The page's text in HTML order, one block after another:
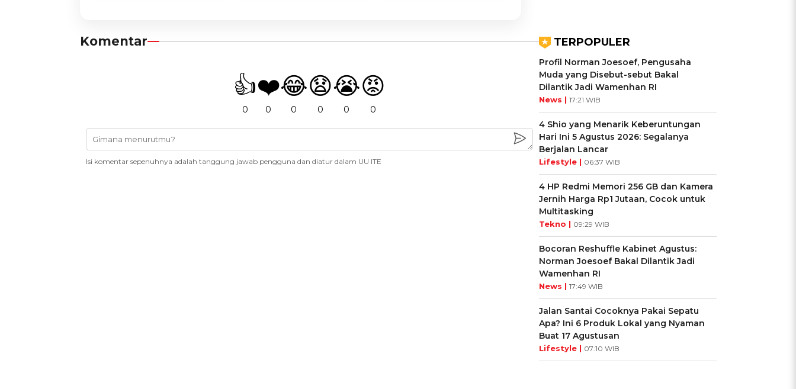
Komentar
👍
0
❤️
0
😂
0
😧
0
😭
0
😡
0
Isi komentar sepenuhnya adalah tanggung jawab pengguna dan diatur dalam UU ITE
TERPOPULER
Profil Norman Joesoef, Pengusaha
Muda yang Disebut-sebut Bakal
Dilantik Jadi Wamenhan RI
News | 17:21 WIB
4 Shio yang Menarik Keberuntungan
Hari Ini 5 Agustus 2026: Segalanya
Berjalan Lancar
Lifestyle | 06:37 WIB
4 HP Redmi Memori 256 GB dan Kamera
Jernih Harga Rp1 Jutaan, Cocok untuk
Multitasking
Tekno | 09:29 WIB
Bocoran Reshuffle Kabinet Agustus:
Norman Joesoef Bakal Dilantik Jadi
Wamenhan RI
News | 17:49 WIB
Jalan Santai Cocoknya Pakai Sepatu
Apa? Ini 6 Produk Lokal yang Nyaman
Buat 17 Agustusan
Lifestyle | 07:10 WIB